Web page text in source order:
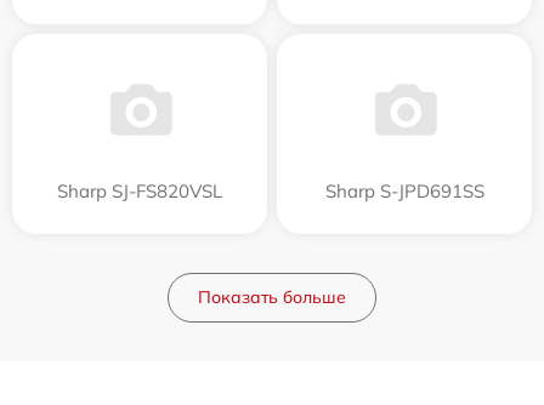
Sharp SJ-FS820VSL Sharp S-JPD691SS
Показать больше